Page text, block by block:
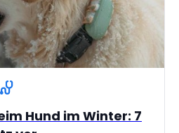
Hund im Winter: 7